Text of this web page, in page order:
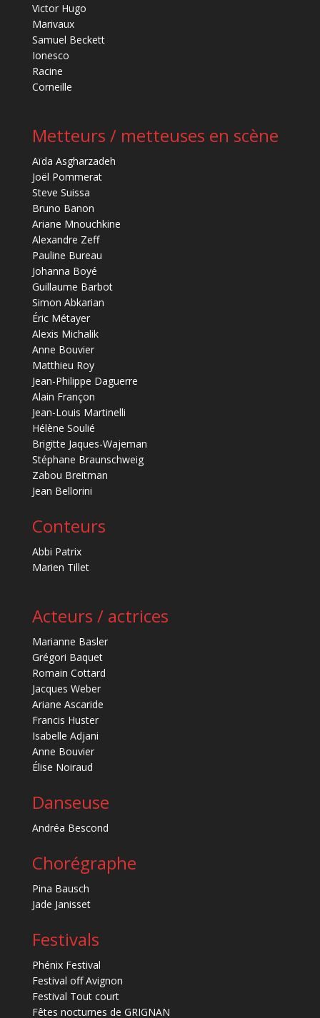
Victor Hugo
Marivaux
Samuel Beckett
Ionesco
Racine
Corneille
Metteurs / metteuses en scène
Aïda Asgharzadeh
Joël Pommerat
Steve Suissa
Bruno Banon
Ariane Mnouchkine
Alexandre Zeff
Pauline Bureau
Johanna Boyé
Guillaume Barbot
Simon Abkarian
Éric Métayer
Alexis Michalik
Anne Bouvier
Matthieu Roy
Jean-Philippe Daguerre
Alain Françon
Jean-Louis Martinelli
Hélène Soulié
Brigitte Jaques-Wajeman
Stéphane Braunschweig
Zabou Breitman
Jean Bellorini
Conteurs
Abbi Patrix
Marien Tillet
Acteurs / actrices
Marianne Basler
Grégori Baquet
Romain Cottard
Jacques Weber
Ariane Ascaride
Francis Huster
Isabelle Adjani
Anne Bouvier
Élise Noiraud
Danseuse
Andréa Bescond
Chorégraphe
Pina Bausch
Jade Janisset
Festivals
Phénix Festival
Festival off Avignon
Festival Tout court
Fêtes nocturnes de GRIGNAN